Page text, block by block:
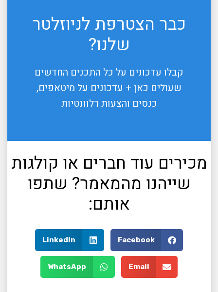
כבר הצטרפת לניוזלטר
שלנו?
קבלו עדכונים על כל התכנים החדשים
שעולים כאן + עדכונים על מיטאפים,
כנסים והצעות רלוונטיות
מכירים עוד חברים או קולגות
שייהנו מהמאמר? שתפו
אותם:
Facebook
LinkedIn
Email
WhatsApp